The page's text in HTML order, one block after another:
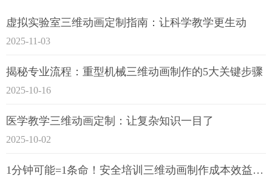
虚拟实验室三维动画定制指南：让科学教学更生动
2025-11-03
揭秘专业流程：重型机械三维动画制作的5大关键步骤
2025-10-16
医学教学三维动画定制：让复杂知识一目了
2025-10-02
1分钟可能=1条命！安全培训三维动画制作成本效益深度拆解